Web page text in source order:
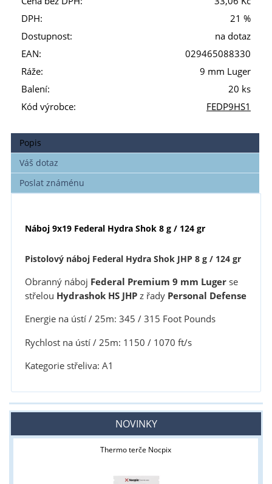
DPH:
21 %
Dostupnost:
na dotaz
EAN:
029465088330
Ráže:
9 mm Luger
Balení:
20 ks
Kód výrobce:
FEDP9HS1
Popis
Váš dotaz
Poslat známénu
Náboj 9x19 Federal Hydra Shok 8 g / 124 gr
Pistolový náboj Federal Hydra Shok JHP 8 g / 124 gr
Obranný náboj Federal Premium 9 mm Lugerse
střelou Hydrashok HS JHPz řadyPersonal Defense
Energie na ústí / 25m: 345 / 315 Foot Pounds
Rychlost na ústí / 25m: 1150 / 1070 ft/s
Kategorie střeliva: A1
NOVINKY
Thermo terče Nocpix